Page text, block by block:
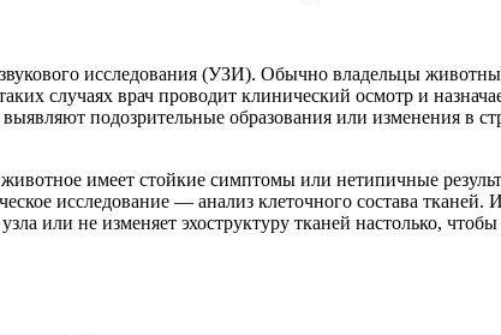
исследования (УЗИ). Обычно владельцы
случаях врач проводит клинический осмотр и
подозрительные образования или изменения в
имеет стойкие симптомы или нетипичные
исследование — анализ клеточного состава тканей.
или не изменяет эхоструктуру тканей настолько,